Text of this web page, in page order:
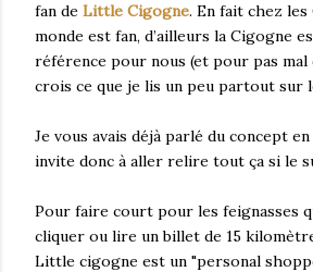
fan de Little Cigogne. En fait chez
monde est fan, d’ailleurs la Cigogne
référence pour nous (et pour pas mal
crois ce que je lis un peu partout sur
Je vous avais déjà parlé du concept
invite donc à aller relire tout ça si le
Pour faire court pour les feignasses
cliquer ou lire un billet de 15
Little cigogne est un "personal